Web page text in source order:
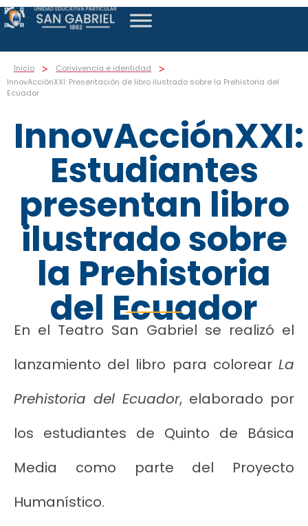
Inicio > Convivencia e identidad >
InnovAcciónXXI: Presentación de libro ilustrado sobre la Prehistoria del
Ecuador
InnovAcciónXXI:
Estudiantes
presentan libro
ilustrado sobre
la Prehistoria
del Ecuador
En el Teatro San Gabriel se realizó el
lanzamiento del libro para colorear La
Prehistoria del Ecuador, elaborado por
los estudiantes de Quinto de Básica
Media como parte del Proyecto
Humanístico.